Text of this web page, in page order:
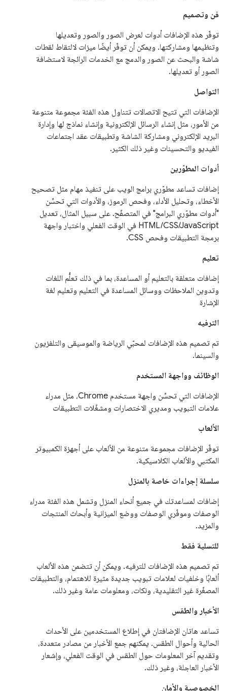
فن وتصميم
توفّر هذه الإضافات أدوات لعرض الصور والصور وتعديلها
وتنظيمها ومشاركتها. ويمكن أن توفّر أيضًا ميزات لالتقاط لقطات
شاشة والبحث عن الصور والدمج مع الخدمات الرائجة لاستضافة
الصور أو تعديلها.
التواصل
الإضافات التي تتيح الاتصالات تتناول هذه الفئة مجموعة متنوعة
من الأمور، مثل إنشاء الرسائل الإلكترونية وإنشاء نماذج لها وإدارة
البريد الإلكتروني ومشاركة الشاشة وتطبيقات عقد اجتماعات
الفيديو والتحسينات وغير ذلك الكثير.
أدوات المطوّرين
إضافات تساعد مطوّري برامج الويب على تنفيذ مهام مثل تصحيح
الأخطاء، وتحليل الأداء، وفحص الرموز، والأدوات التي تحسِّن
"أدوات مطوّري البرامج" في المتصفّح. على سبيل المثال، تعديل
HTML/CSS/JavaScript في الوقت الفعلي واختبار واجهة
برمجة التطبيقات وفحص CSS.
تعليم
إضافات متعلقة بالتعليم أو المساعدة، بما في ذلك تعلُّم اللغات
وتدوين الملاحظات ووسائل المساعدة في التعليم وتعليم لغة
الإشارة
الترفيه
تم تصميم هذه الإضافات لمحبّي الرياضة والموسيقى والتلفزيون
والسينما.
الوظائف وواجهة المستخدم
الإضافات التي تحسِّن واجهة مستخدم Chrome، مثل مدراء
علامات التبويب ومديري الاختصارات ومشغّلات التطبيقات
الألعاب
توفّر الإضافات مجموعة متنوعة من الألعاب على أجهزة الكمبيوتر
المكتبي والألعاب الكلاسيكية.
سلسلة إجراءات خاصة بالمنزل
إضافات لمساعدتك في جميع أنحاء المنزل وتشمل هذه الفئة مدراء
الوصفات وموفّري الوصفات ووضع الميزانية وأبحاث المنتجات
والمزيد.
للتسلية فقط
تم تصميم هذه الإضافات للترفيه. ويمكن أن تتضمن هذه الألعاب
ألعابًا وخلفيات لعلامات تبويب جديدة مثيرة للاهتمام، والتطبيقات
المصغّرة غير التقليدية، ونكات، ومعلومات عامة وغير ذلك.
الأخبار والطقس
تساعد هاتان الإضافتان في إطلاع المستخدمين على الأحداث
الحالية وأحوال الطقس. يمكنهم جمع الأخبار من مصادر متعددة،
وتقديم آخر المعلومات حول الطقس في الوقت الفعلي، وإشعار
الأخبار العاجلة، وغير ذلك.
الخصوصية والأمان